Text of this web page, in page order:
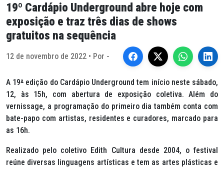
19º Cardápio Underground abre hoje com
exposição e traz três dias de shows
gratuitos na sequência
12 de novembro de 2022 • Por -
A 19ªedição do Cardápio Underground tem início neste sábado,
12, às 15h, com abertura de exposição coletiva. Além do
vernissage, a programação do primeiro dia também conta com
bate-papo com artistas, residentes e curadores, marcado para
as 16h.
Realizado pelo coletivo Edith Cultura desde 2004, o festival
reúne diversas linguagens artísticas e tem as artes plásticas e